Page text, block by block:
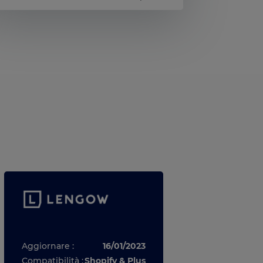
Aggiornare :
16/01/2023
Compatibilità :Shopify & Plus